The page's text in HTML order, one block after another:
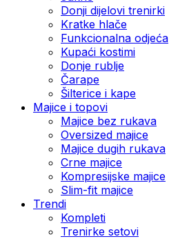
Donji dijelovi trenirki
Kratke hlače
Funkcionalna odjeća
Kupaći kostimi
Donje rublje
Čarape
Šilterice i kape
Majice i topovi
Majice bez rukava
Oversized majice
Majice dugih rukava
Crne majice
Kompresijske majice
Slim-fit majice
Trendi
Kompleti
Trenirke setovi